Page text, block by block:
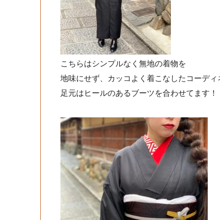
こちらはシンプルなく無地の着物を
地味にせず、カッコよく着こなしたコーディ
足元はヒールのあるブーツを合わせてます！